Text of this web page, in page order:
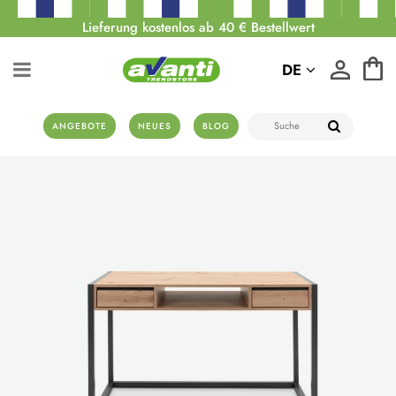
Lieferung kostenlos ab 40 € Bestellwert
ANGEBOTE NEUES BLOG
DE